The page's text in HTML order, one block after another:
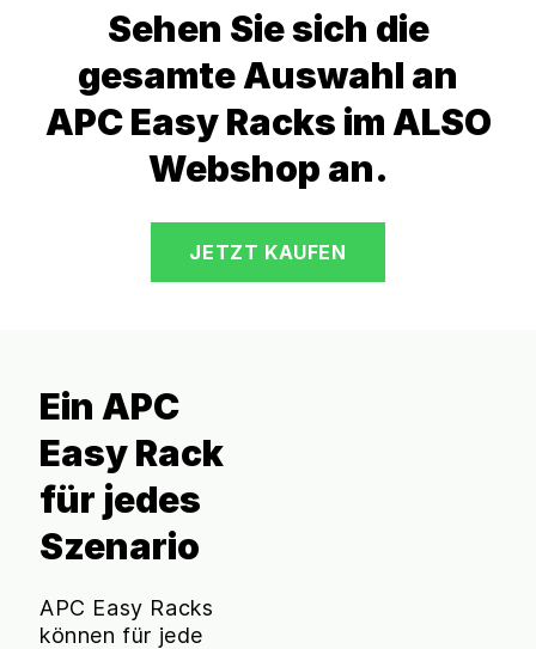
Sehen Sie sich die
gesamte Auswahl an
APC Easy Racks im ALSO
Webshop an.
JETZT KAUFEN
Ein APC
Easy Rack
für jedes
Szenario
APC Easy Racks
können für jede